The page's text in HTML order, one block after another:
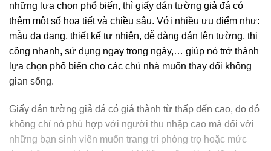
những lựa chọn phổ biến, thì giấy dán tường giả đá có
thêm một số họa tiết và chiều sâu. Với nhiều ưu điểm như:
mẫu đa dạng, thiết kế tự nhiên, dễ dàng dán lên tường, thi
công nhanh, sử dụng ngay trong ngày,… giúp nó trở thành
lựa chọn phổ biến cho các chủ nhà muốn thay đổi không
gian sống.
Giấy dán tường giả đá có giá thành từ thấp đến cao, do đó
không chỉ nó phù hợp với người thu nhập cao mà đối với
những bạn sinh viên muốn trang trí phòng trọ hoặc mức